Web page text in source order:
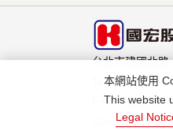
台北市建國北路
Tel: (02)2507-
Fax: (02)2506-
Copyright ©
本網站使用
This website
Legal